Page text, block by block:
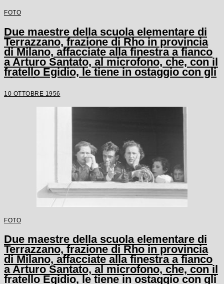
FOTO
Due maestre della scuola elementare di
Terrazzano, frazione di Rho in provincia
di Milano, affacciate alla finestra a fianco
a Arturo Santato, al microfono, che, con il
fratello Egidio, le tiene in ostaggio con gli
alunni e un'altra maestra
10 OTTOBRE 1956
FOTO
Due maestre della scuola elementare di
Terrazzano, frazione di Rho in provincia
di Milano, affacciate alla finestra a fianco
a Arturo Santato, al microfono, che, con il
fratello Egidio, le tiene in ostaggio con gli